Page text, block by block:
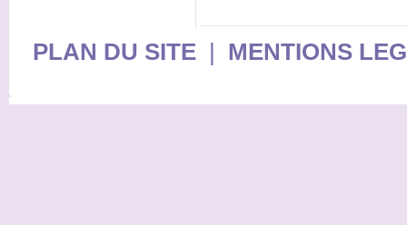
PLAN DU SITE| MENTIONS